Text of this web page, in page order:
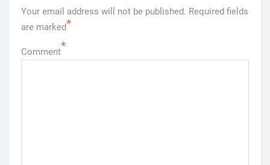
Your email address will not be published. Required fields
are marked*
Comment*